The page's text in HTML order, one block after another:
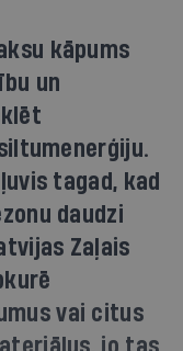
kāpums
un
tagad, kad
daudzi
Zaļais
vai citus